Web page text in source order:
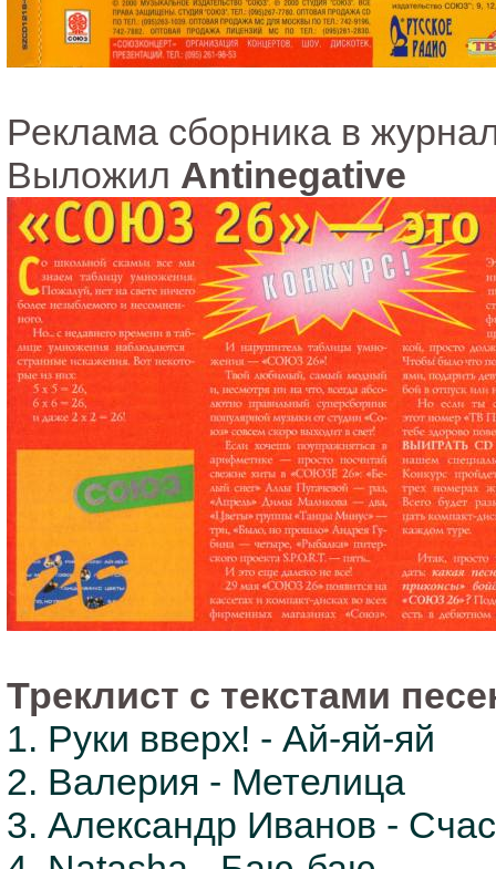
Реклама сборника в
Выложил Antinegative
Треклист с текстами
1. Руки вверх! - Ай-яй-яй
2. Валерия - Метелица
3. Александр Иванов -